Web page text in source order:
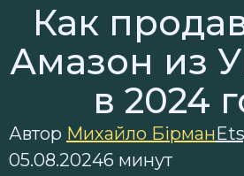
Как
Амазон из
в 2024
Автор Михайло Бірман
05.08.20246 минут